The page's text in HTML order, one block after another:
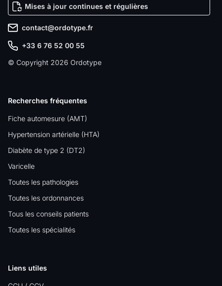
Mises à jour continues et régulières
contact@ordotype.fr
+33 6 76 52 00 55
© Copyright 2026 Ordotype
Recherches fréquentes
Fiche automesure (AMT)
Hypertension artérielle (HTA)
Diabète de type 2 (DT2)
Varicelle
Toutes les pathologies
Toutes les ordonnances
Tous les conseils patients
Toutes les spécialités
Liens utiles